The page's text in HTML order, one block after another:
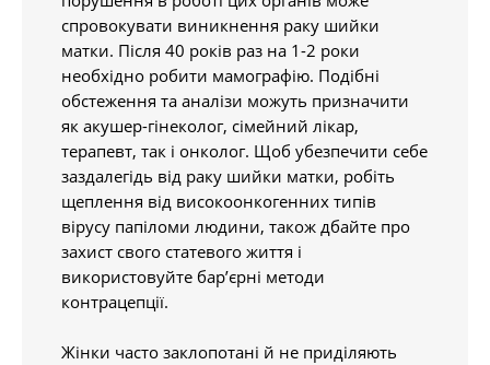
спровокувати виникнення раку шийки
матки. Після 40 років раз на 1-2 роки
необхідно робити мамографію. Подібні
обстеження та аналізи можуть призначити
як акушер-гінеколог, сімейний лікар,
терапевт, так і онколог. Щоб убезпечити себе
заздалегідь від раку шийки матки, робіть
щеплення від високоонкогенних типів
вірусу папіломи людини, також дбайте про
захист свого статевого життя і
використовуйте бар’єрні методи
контрацепції.
Жінки часто заклопотані й не приділяють